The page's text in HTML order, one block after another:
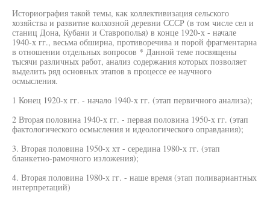
Историография такой темы, как коллективизация сельского
хозяйства и развитие колхозной деревни СССР (в том числе сел и
станиц Дона, Кубани и Ставрополья) в конце 1920-х - начале
1940-х гг., весьма обширна, противоречива и порой фрагментарна
в отношении отдельных вопросов * Данной теме посвящены
тысячи различных работ, анализ содержания которых позволяет
выделить ряд основных этапов в процессе ее научного
осмысления.
1 Конец 1920-х гг. - начало 1940-х гг. (этап первичного анализа);
2 Вторая половина 1940-х гг. - первая половина 1950-х гг. (этап
фактологического осмысления и идеологического оправдания);
3. Вторая половина 1950-х хт - середина 1980-х гг. (этап
бланкетно-рамочного изложения);
4. Вторая половина 1980-х гг. - наше время (этап поливариантных
интерпретаций)